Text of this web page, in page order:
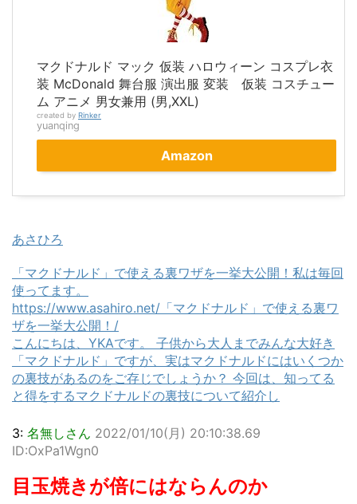
マクドナルド マック 仮装 ハロウィーン コスプレ衣
装 McDonald 舞台服 演出服 変装 仮装 コスチュー
ム アニメ 男女兼用 (男,XXL)
created by Rinker
yuanqing
Amazon
あさひろ
「マクドナルド」で使える裏ワザを一挙大公開！私は毎回
使ってます。
https://www.asahiro.net/「マクドナルド」で使える裏ワ
ザを一挙大公開！/
こんにちは、YKAです。 子供から大人までみんな大好き
「マクドナルド」ですが、実はマクドナルドにはいくつか
の裏技があるのをご存じでしょうか？ 今回は、知ってる
と得をするマクドナルドの裏技について紹介し
3: 名無しさん 2022/01/10(月) 20:10:38.69
ID:OxPa1Wgn0
目玉焼きが倍にはならんのか